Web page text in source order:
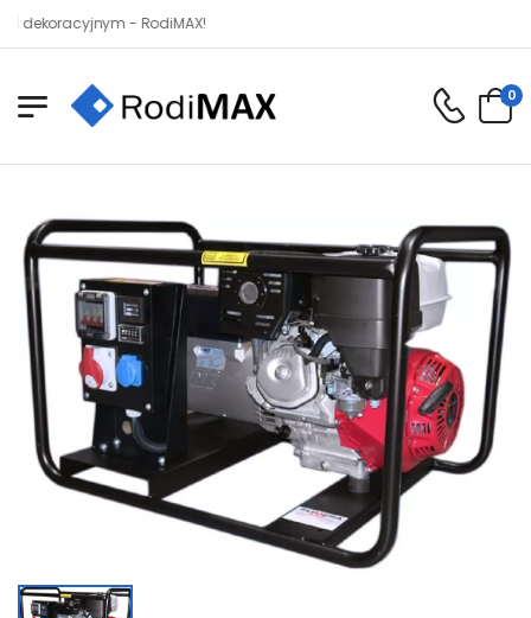
- RodiMAX!
0